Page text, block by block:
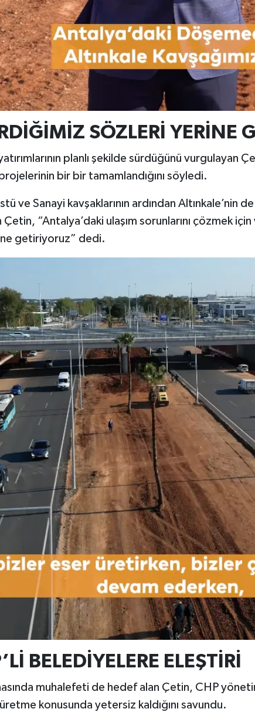
SÖZLERİ YERİNE
planlı şekilde sürdüğünü vurgulayan
bir bir tamamlandığını söyledi.
ve Sanayi kavşaklarının ardından Altınkale’nin
“Antalya’daki ulaşım sorunlarını çözmek
getiriyoruz” dedi.
BELEDİYELERE ELEŞTİRİ
muhalefeti de hedef alan Çetin, CHP
konusunda yetersiz kaldığını savundu.